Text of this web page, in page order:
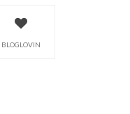
BLOGLOVIN